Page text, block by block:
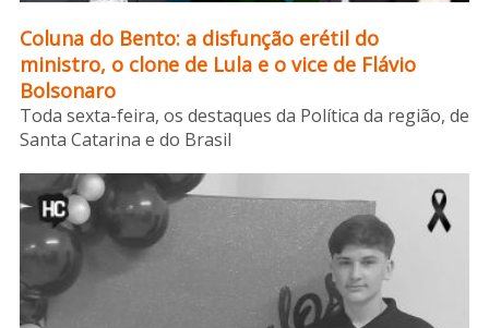
Coluna do Bento: a disfunção erétil do
ministro, o clone de Lula e o vice de Flávio
Bolsonaro
Toda sexta-feira, os destaques da Política da região, de
Santa Catarina e do Brasil